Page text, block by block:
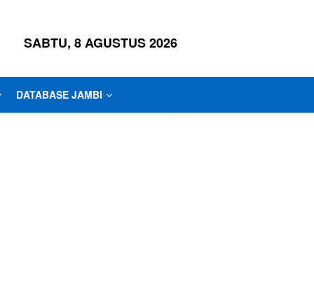
SABTU, 8 AGUSTUS 2026
DATABASE JAMBI